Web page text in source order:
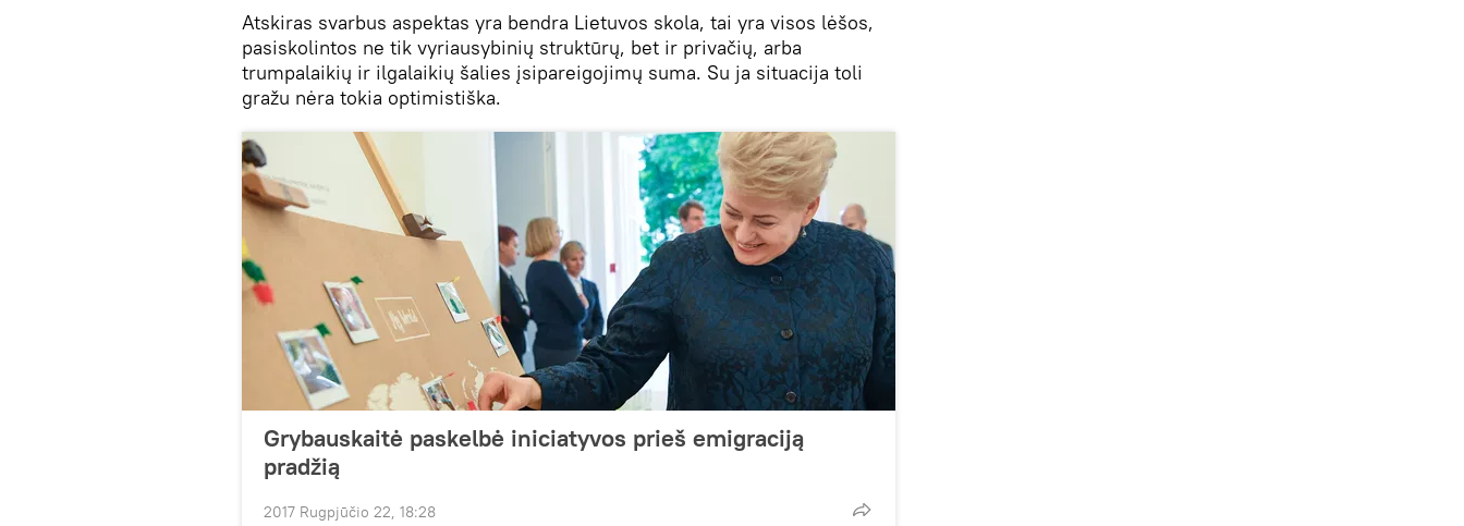
Atskiras svarbus aspektas yra bendra Lietuvos skola, tai yra visos lėšos,
pasiskolintos ne tik vyriausybinių struktūrų, bet ir privačių, arba
trumpalaikių ir ilgalaikių šalies įsipareigojimų suma. Su ja situacija toli
gražu nėra tokia optimistiška.
Grybauskaitė paskelbė iniciatyvos prieš emigraciją
pradžią
2017 Rugpjūčio 22, 18:28